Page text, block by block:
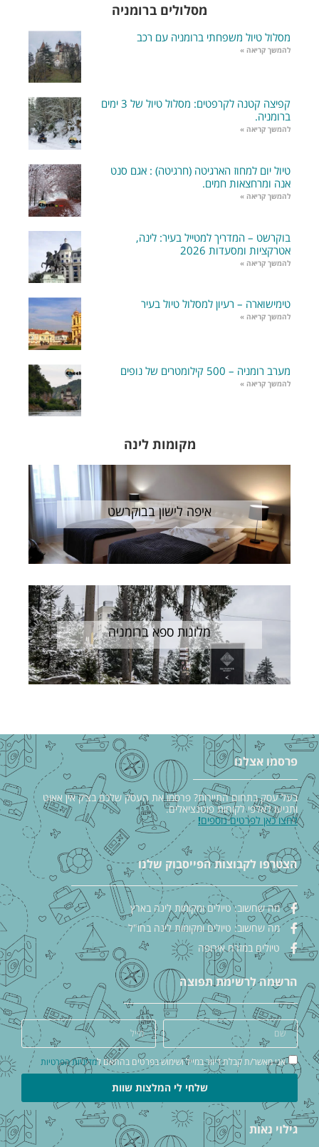
מסלולים ברומניה
מסלול טיול משפחתי ברומניה עם רכב
להמשך קריאה »
קפיצה קטנה לקרפטים: מסלול טיול של 3 ימים
ברומניה.
להמשך קריאה »
טיול יום למחוז הארגיטה (חרגיטה) : אגם סנט
אנה ומרחצאות חמים.
להמשך קריאה »
בוקרשט – המדריך למטייל בעיר: לינה,
אטרקציות ומסעדות 2026
להמשך קריאה »
טימישוארה – רעיון למסלול טיול בעיר
להמשך קריאה »
מערב רומניה – 500 קילומטרים של נופים
להמשך קריאה »
מקומות לינה
איפה לישון בבוקרשט
מלונות ספא ברומניה
פרסמו אצלנו
בעל עסק בתחום התיירות? פרסמו את העסק שלכם בצ׳ק אין אאוט
ותגיעו לאלפי לקוחות פוטנציאלים.
לחצו כאן לפרטים נוספים!
הצטרפו לקבוצות הפייסבוק שלנו
מה שחשוב: טיולים ומקומות לינה בארץ
מה שחשוב: טיולים ומקומות לינה בחו"ל
טיולים במזרח אירופה
הרשמה לרשימת תפוצה
אני מאשר/ת קבלת דיוור במייל ושימוש בפרטים בהתאם למדיניות הפרטיות
שלחי לי המלצות שוות
גילוי נאות